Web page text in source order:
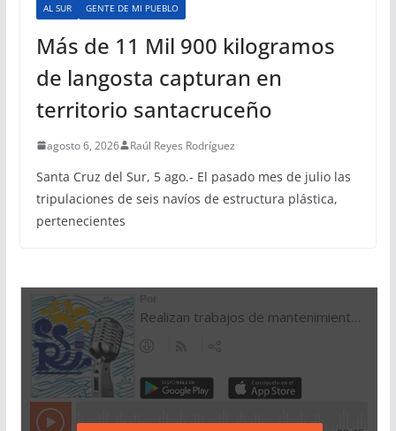
AL SUR GENTE DE MI PUEBLO
Más de 11 Mil 900 kilogramos
de langosta capturan en
territorio santacruceño
agosto 6, 2026 Raúl Reyes Rodríguez
Santa Cruz del Sur, 5 ago.- El pasado mes de julio las
tripulaciones de seis navíos de estructura plástica,
pertenecientes